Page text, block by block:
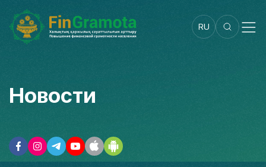
RU
Новости